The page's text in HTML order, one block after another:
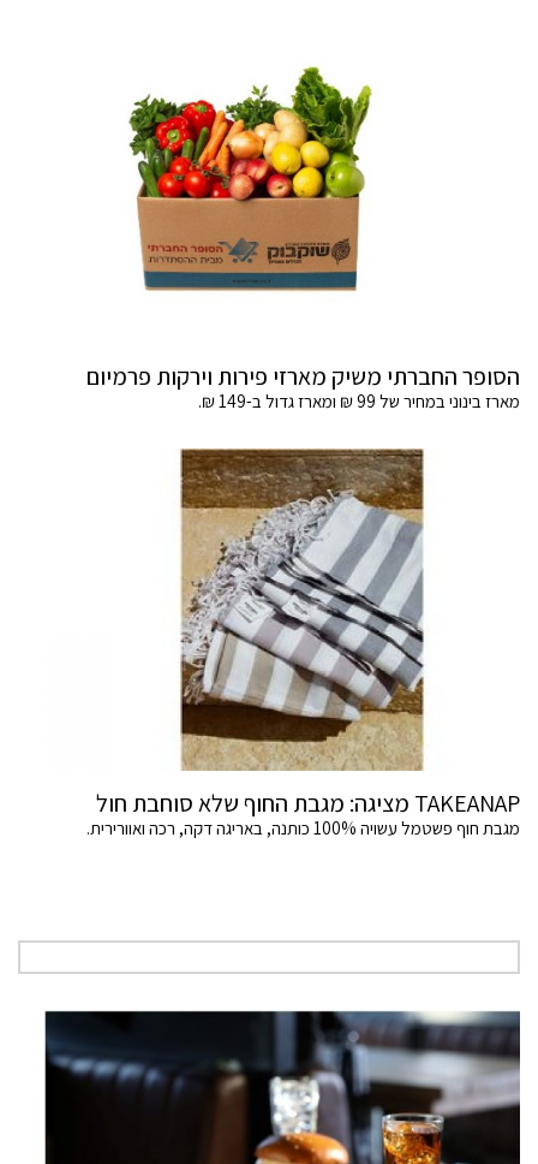
הסופר החברתי משיק מארזי פירות וירקות פרמיום
מארז בינוני במחיר של 99 ₪ ומארז גדול ב-149 ₪.
TAKEANAP מציגה: מגבת החוף שלא סוחבת חול
מגבת חוף פשטמל עשויה 100% כותנה, באריגה דקה, רכה ואוורירית.